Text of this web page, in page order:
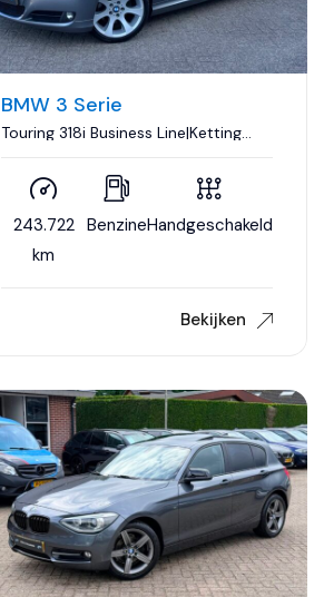
BMW 3 Serie
Touring 318i Business Line|Ketting
243.722
km
BenzineHandgeschakeld
Bekijken